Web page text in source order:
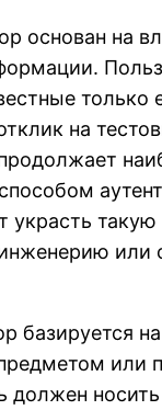
основан на
только
на
украсть такую
или
базируется
или
должен